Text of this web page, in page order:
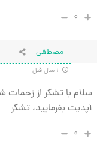
۰
مصطفی
سلام با تشکر از زحمات
آپدیت بفرمایید، تشکر
۰